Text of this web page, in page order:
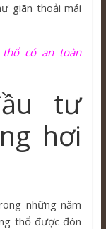
giãn thoải mái
thổ có an toàn
tư
hơi
những năm
thổ được đón